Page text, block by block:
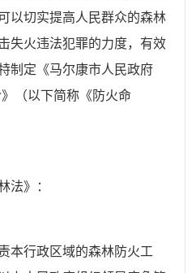
以切实提高人民群众的森林
失火违法犯罪的力度，有效
制定《马尔康市人民政府
（以下简称《防火命
法》：
本行政区域的森林防火工